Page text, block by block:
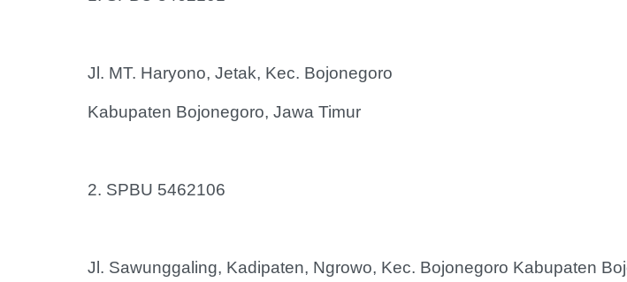
‎Jl. MT. Haryono, Jetak, Kec. Bojonegoro
‎Kabupaten Bojonegoro, Jawa Timur
‎2. SPBU 5462106
‎Jl. Sawunggaling, Kadipaten, Ngrowo, Kec. Bojonegoro Kabupaten